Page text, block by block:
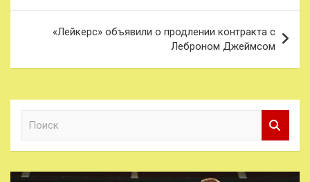
«Лейкерс» объявили о продлении контракта с
Леброном Джеймсом
к